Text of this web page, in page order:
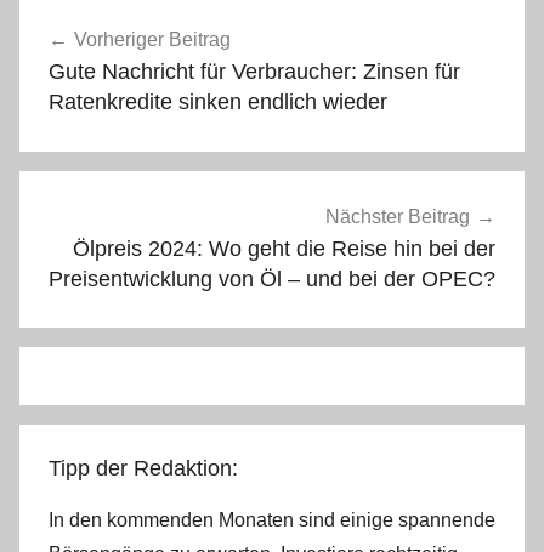
Vorheriger Beitrag
Gute Nachricht für Verbraucher: Zinsen für
Ratenkredite sinken endlich wieder
Nächster Beitrag
Ölpreis 2024: Wo geht die Reise hin bei der
Preisentwicklung von Öl – und bei der OPEC?
Tipp der Redaktion:
In den kommenden Monaten sind einige spannende